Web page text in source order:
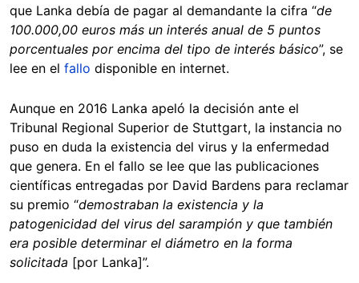
que Lanka debía de pagar al demandante la cifra “de
100.000,00 euros más un interés anual de 5 puntos
porcentuales por encima del tipo de interés básico”, se
lee en el fallo disponible en internet.
Aunque en 2016 Lanka apeló la decisión ante el
Tribunal Regional Superior de Stuttgart, la instancia no
puso en duda la existencia del virus y la enfermedad
que genera. En el fallo se lee que las publicaciones
científicas entregadas por David Bardens para reclamar
su premio “demostraban la existencia y la
patogenicidad del virus del sarampión y que también
era posible determinar el diámetro en la forma
solicitada [por Lanka]”.